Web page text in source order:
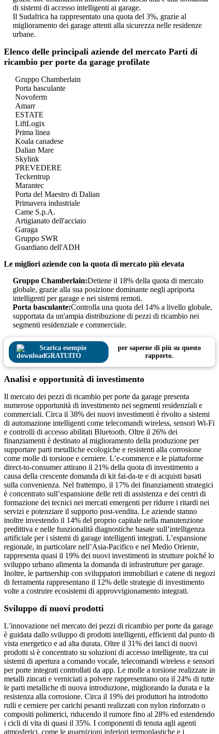
di sistemi di accesso intelligenti ai garage.
Il Sudafrica ha rappresentato una quota del 3%, grazie al
miglioramento dei garage attenti alla sicurezza nelle residenze
urbane.
Elenco delle principali aziende del mercato Parti di
ricambio per porte da garage profilate
Gruppo Chamberlain
Porta basculante
Novoferm
Amarr
ESTATE
LiftLogix
Prima linea
Koala canadese
Dalian Mare
Skylink
PREVEDERE
Teckentrup
Marantec
Porta del Maestro di Dalian
Primavera industriale
Came S.p.A.
Artigianato dell'acciaio
Garaga
Gruppo SWR
Guardiano dell'ADH
Le migliori aziende con la quota di mercato più elevata
Gruppo Chamberlain:Detiene il 18% della quota di mercato
globale, grazie alla sua posizione dominante negli apriporta
intelligenti per garage e nei sistemi remoti.
Porta basculante:Controlla una quota del 14% a livello globale,
supportata da un'ampia distribuzione di pezzi di ricambio nei
segmenti residenziale e commerciale.
Scarica esempio
GRATUITO
per saperne di più su questo
rapporto.
Analisi e opportunità di investimento
Il mercato dei pezzi di ricambio per porte da garage presenta
numerose opportunità di investimento nei segmenti residenziali e
commerciali. Circa il 38% dei nuovi investimenti è rivolto a sistemi
di automazione intelligenti come telecomandi wireless, sensori Wi-Fi
e controlli di accesso abilitati Bluetooth. Oltre il 26% dei
finanziamenti è destinato al miglioramento della produzione per
supportare parti metalliche ecologiche e resistenti alla corrosione
come molle di torsione e cerniere. L’e-commerce e le piattaforme
direct-to-consumer attirano il 21% della quota di investimento a
causa della crescente domanda di kit fai-da-te e di acquisti basati
sulla convenienza. Nel frattempo, il 17% dei finanziamenti strategici
è concentrato sull’espansione delle reti di assistenza e dei centri di
formazione dei tecnici nei mercati emergenti per ridurre i ritardi nei
servizi e potenziare il supporto post-vendita. Le aziende stanno
inoltre investendo il 14% del proprio capitale nella manutenzione
predittiva e nelle funzionalità diagnostiche basate sull’intelligenza
artificiale per i sistemi di garage intelligenti integrati. L’espansione
regionale, in particolare nell’Asia-Pacifico e nel Medio Oriente,
rappresenta quasi il 19% dei nuovi investimenti in strutture poiché lo
sviluppo urbano alimenta la domanda di infrastrutture per garage.
Inoltre, le partnership con sviluppatori immobiliari e catene di negozi
di ferramenta rappresentano il 12% delle strategie di investimento
volte a costruire ecosistemi di approvvigionamento integrati.
Sviluppo di nuovi prodotti
L’innovazione nel mercato dei pezzi di ricambio per porte da garage
è guidata dallo sviluppo di prodotti intelligenti, efficienti dal punto di
vista energetico e ad alta durata. Oltre il 31% dei lanci di nuovi
prodotti si è concentrato su soluzioni di accesso intelligente, tra cui
sistemi di apertura a comando vocale, telecomandi wireless e sensori
per porte integrati controllati da app. Le molle a torsione realizzate in
metalli zincati e verniciati a polvere rappresentano ora il 24% di tutte
le parti metalliche di nuova introduzione, migliorando la durata e la
resistenza alla corrosione. Circa il 19% dei produttori ha introdotto
rulli e cerniere per carichi pesanti realizzati con nylon rinforzato o
compositi polimerici, riducendo il rumore fino al 28% ed estendendo
i cicli di vita di quasi il 35%. I componenti di tenuta agli agenti
atmosferici, come le guarnizioni inferiori termoplastiche e i